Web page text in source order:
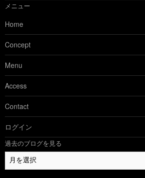
メニュー
Home
Concept
Menu
Access
Contact
ログイン
過去のブログを見る
過
去